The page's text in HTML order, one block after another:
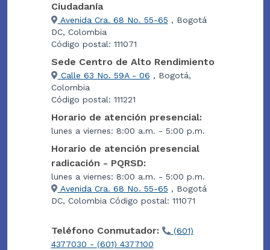
Ciudadanía
Avenida Cra. 68 No. 55-65 , Bogotá
DC, Colombia
Código postal: 111071
Sede Centro de Alto Rendimiento
Calle 63 No. 59A - 06 , Bogotá,
Colombia
Código postal: 111221
Horario de atención presencial:
lunes a viernes: 8:00 a.m. - 5:00 p.m.
Horario de atención presencial
radicación - PQRSD:
lunes a viernes: 8:00 a.m. - 5:00 p.m.
Avenida Cra. 68 No. 55-65 , Bogotá
DC, Colombia Código postal: 111071
Teléfono Conmutador:
(601)
4377030 - (601) 4377100